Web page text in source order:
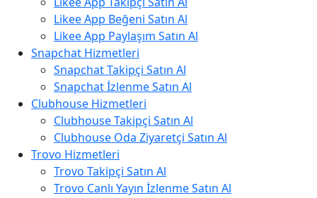
Likee App Beğeni Satın Al
Likee App Paylaşım Satın Al
Snapchat Hizmetleri
Snapchat Takipçi Satın Al
Snapchat İzlenme Satın Al
Clubhouse Hizmetleri
Clubhouse Takipçi Satın Al
Clubhouse Oda Ziyaretçi Satın Al
Trovo Hizmetleri
Trovo Takipçi Satın Al
Trovo Canlı Yayın İzlenme Satın Al